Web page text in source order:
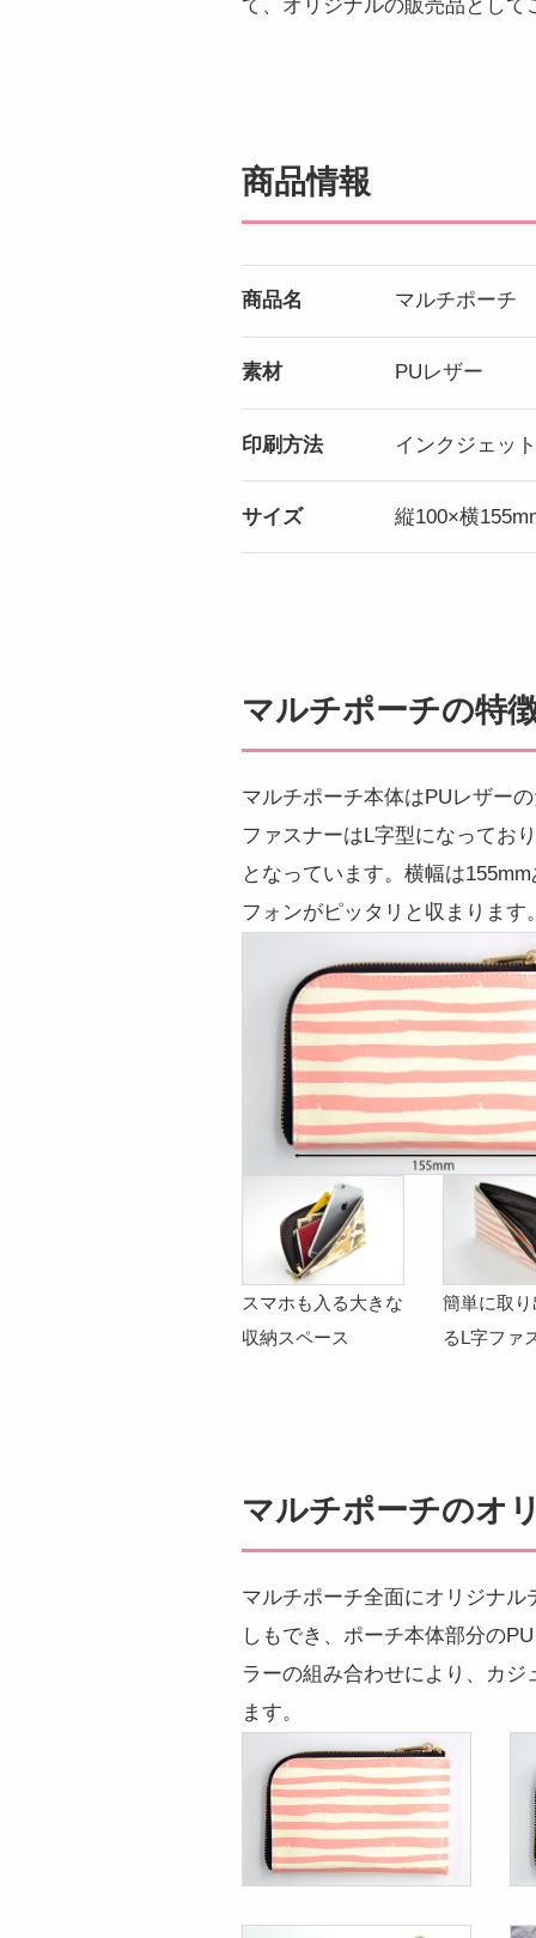
て、オリジナルの販売品として
商品情報
商品名 マルチポーチ
素材 PUレザー
印刷方法 インクジェッ
サイズ 縦100×横
マルチポーチの特
マルチポーチ本体はPUレザー
ファスナーはL字型になってお
となっています。横幅は
フォンがピッタリと収まります
スマホも入る大きな
収納スペース
簡単に取
るL字ファ
マルチポーチのオ
マルチポーチ全面にオリジナ
しもでき、ポーチ本体部分の
ラーの組み合わせにより、カ
ます。